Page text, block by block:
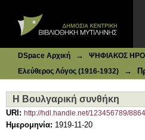
DSpace Αρχική →
ΨΗΦΙΑΚΟΣ
Ελεύθερος Λόγος (1916-1932)
→
Η Βουλγαρική συνθήκη
URI: http://hdl.handle.net/123456789/8864
Ημερομηνία: 1919-11-20